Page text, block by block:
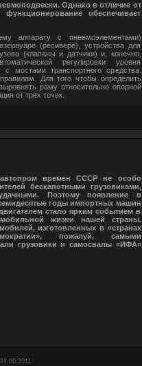
Однако в отличие от
обеспечивает
аппарату с пневмоэлементами)
(ресивере), устройства для
(клапаны и датчики) и, конечно,
регулировки уровня
мостами транспортного средства.
Для того чтобы определить
раму относительно опорной
от трех точек.
автопром времен СССР не особо
бескапотными грузовиками,
Поэтому появление в
годы импортных машин
стало ярким событием в
жизни нашей страны.
изготовленных в «странах
пожалуй, самыми
грузовики и самосвалы «ИФА»
21.06.2011